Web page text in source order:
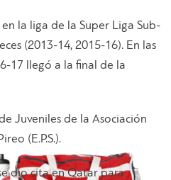
la liga de la Super Liga Sub-
(2013-14, 2015-16). En las
17 llegó a la final de la
Juveniles de la Asociación
(E.P.S.).
dio cita en Qatar para